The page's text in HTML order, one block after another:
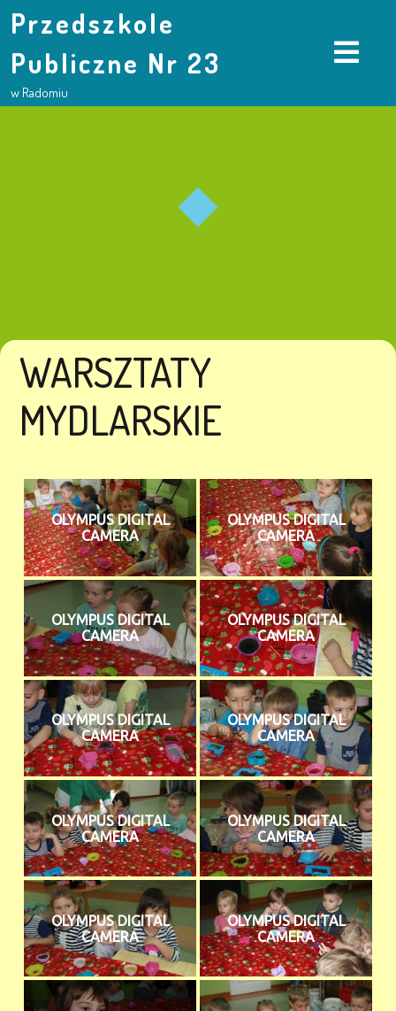
Przedszkole
Publiczne Nr 23
w Radomiu
WARSZTATY
MYDLARSKIE
OLYMPUS DIGITAL
CAMERA
OLYMPUS DIGITAL
CAMERA
OLYMPUS DIGITAL
CAMERA
OLYMPUS DIGITAL
CAMERA
OLYMPUS DIGITAL
CAMERA
OLYMPUS DIGITAL
CAMERA
OLYMPUS DIGITAL
CAMERA
OLYMPUS DIGITAL
CAMERA
OLYMPUS DIGITAL
CAMERA
OLYMPUS DIGITAL
CAMERA